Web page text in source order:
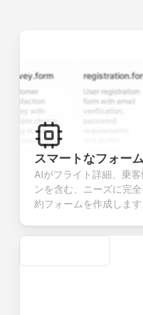
with
choice,
scales,
open-ended
valuable
about
products or
registration.form
User registration
form with email
verification,
fields for
seamless
account
creation.
スマートなフォー
AIがフライト詳細、乗
ンを含む、ニーズに完
約フォームを作成します
Secure